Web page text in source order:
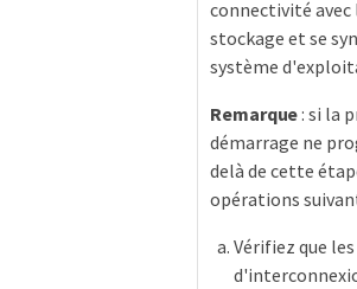
connectivité
stockage et se
système
Remarque: si la
démarrage ne
delà de cette
opérations
Vérifiez que